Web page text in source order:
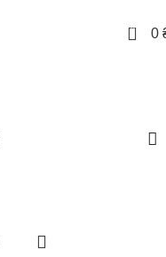
0 0